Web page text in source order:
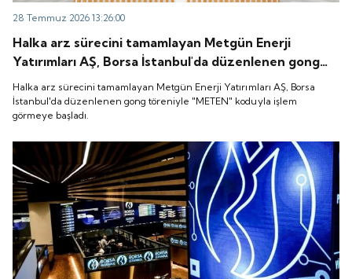
28 Temmuz 2026 13:26:00
Halka arz sürecini tamamlayan Metgün Enerji
Yatırımları AŞ, Borsa İstanbul'da düzenlenen gong
töreniyle "METEN" koduyla işlem görmeye başladı.
Halka arz sürecini tamamlayan Metgün Enerji Yatırımları AŞ, Borsa
İstanbul'da düzenlenen gong töreniyle "METEN" koduyla işlem
görmeye başladı.